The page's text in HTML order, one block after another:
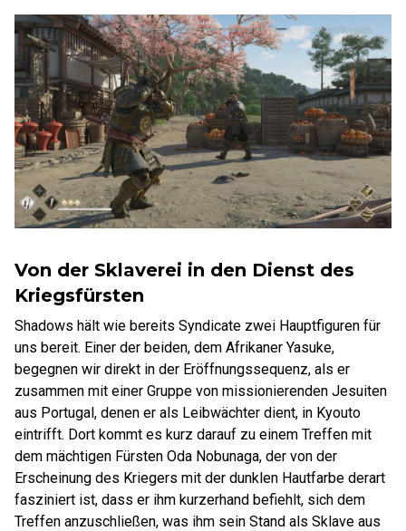
Von der Sklaverei in den Dienst des
Kriegsfürsten
Shadows hält wie bereits Syndicate zwei Hauptfiguren für
uns bereit. Einer der beiden, dem Afrikaner Yasuke,
begegnen wir direkt in der Eröffnungssequenz, als er
zusammen mit einer Gruppe von missionierenden Jesuiten
aus Portugal, denen er als Leibwächter dient, in Kyouto
eintrifft. Dort kommt es kurz darauf zu einem Treffen mit
dem mächtigen Fürsten Oda Nobunaga, der von der
Erscheinung des Kriegers mit der dunklen Hautfarbe derart
fasziniert ist, dass er ihm kurzerhand befiehlt, sich dem
Treffen anzuschließen, was ihm sein Stand als Sklave aus